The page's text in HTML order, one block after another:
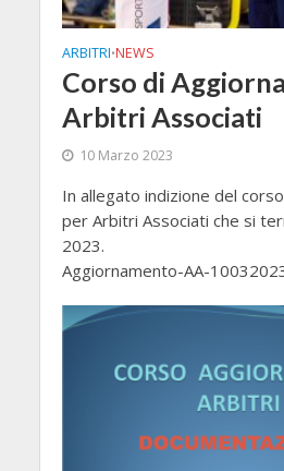
ARBITRI•NEWS
Corso di
Arbitri Associati
10 Marzo 2023
In allegato indizione del
per Arbitri Associati che si
2023.
Aggiornamento-AA-